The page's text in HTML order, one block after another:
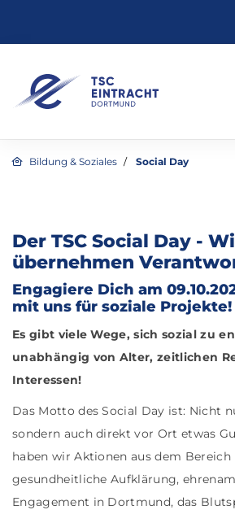
Bildung & Soziales Social Day
Der TSC Social Day -
übernehmen
Engagiere Dich am
mit uns für soziale Projekte!
Es gibt viele Wege, sich sozial zu
unabhängig von Alter, zeitlichen
Interessen!
Das Motto des Social Day ist: Nicht
sondern auch direkt vor Ort etwas
haben wir Aktionen aus dem Bereich
gesundheitliche Aufklärung,
Engagement in Dortmund, das